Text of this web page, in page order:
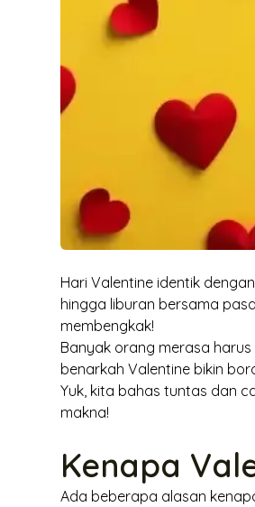
Hari Valentine identik
hingga liburan bersama
membengkak!
Banyak orang merasa
benarkah Valentine bikin
Yuk, kita bahas tuntas dan
makna!
Kenapa
Ada beberapa alasan